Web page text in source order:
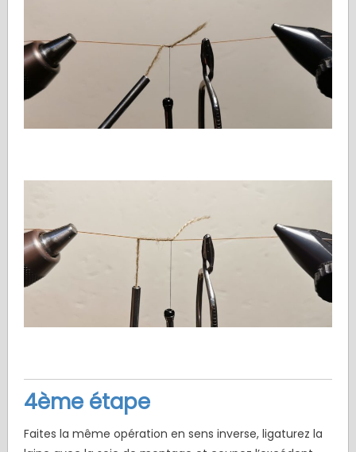
4ème étape
Faites la même opération en sens inverse, ligaturez la